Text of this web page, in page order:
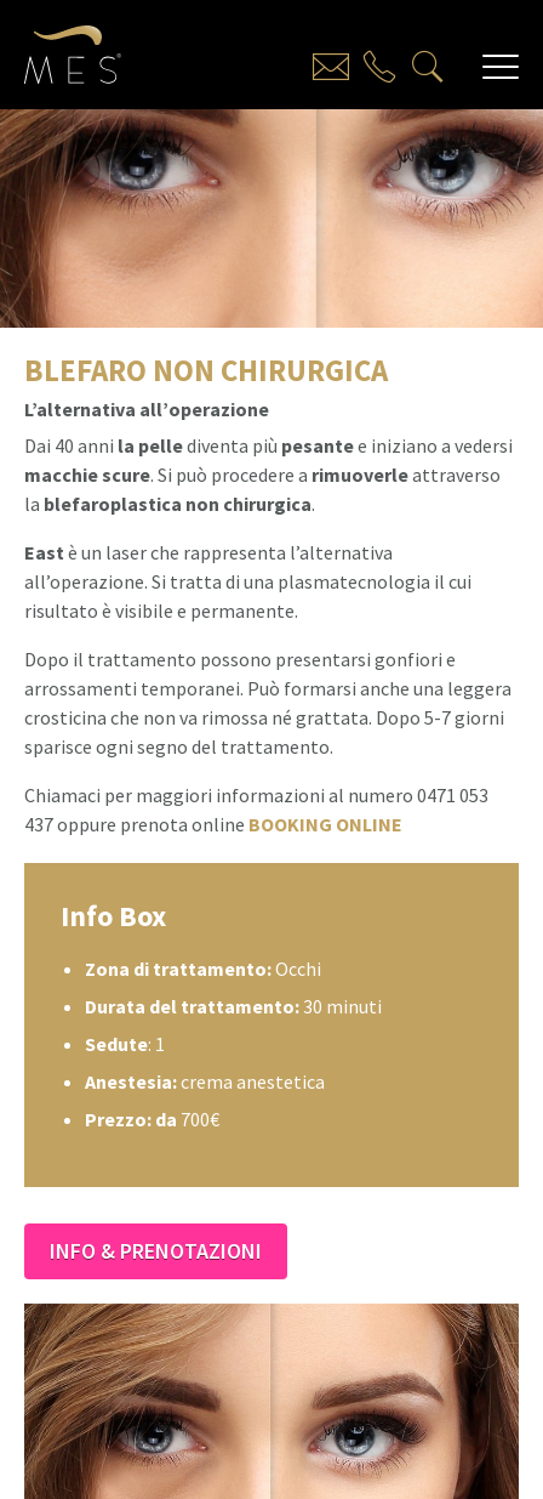
BLEFARO NON CHIRURGICA
L’alternativa all’operazione
Dai 40 anni la pellediventa più pesantee iniziano a vedersi
macchie scure. Si può procedere a rimuoverleattraverso
la blefaroplastica non chirurgica.
East è un laser che rappresenta l’alternativa
all’operazione. Si tratta di una plasmatecnologia il cui
risultato è visibile e permanente.
Dopo il trattamento possono presentarsi gonfiori e
arrossamenti temporanei. Può formarsi anche una leggera
crosticina che non va rimossa né grattata. Dopo 5-7 giorni
sparisce ogni segno del trattamento.
Chiamaci per maggiori informazioni al numero 0471 053
437 oppure prenota online BOOKING ONLINE
Info Box
Zona di trattamento:Occhi
Durata del trattamento:30 minuti
Sedute: 1
Anestesia:crema anestetica
Prezzo: da 700€
INFO & PRENOTAZIONI